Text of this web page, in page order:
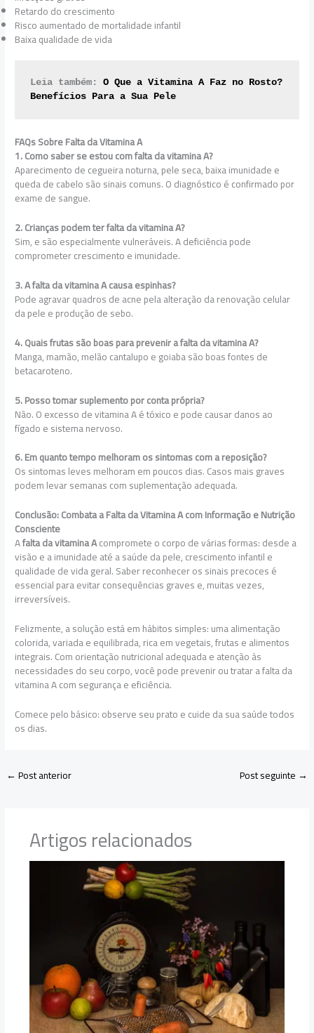
Retardo do crescimento
Risco aumentado de mortalidade infantil
Baixa qualidade de vida
Leia também: O Que a Vitamina A Faz no Rosto?
Benefícios Para a Sua Pele
FAQs Sobre Falta da Vitamina A
1. Como saber se estou com falta da vitamina A?
Aparecimento de cegueira noturna, pele seca, baixa imunidade e
queda de cabelo são sinais comuns. O diagnóstico é confirmado por
exame de sangue.
2. Crianças podem ter falta da vitamina A?
Sim, e são especialmente vulneráveis. A deficiência pode
comprometer crescimento e imunidade.
3. A falta da vitamina A causa espinhas?
Pode agravar quadros de acne pela alteração da renovação celular
da pele e produção de sebo.
4. Quais frutas são boas para prevenir a falta da vitamina A?
Manga, mamão, melão cantalupo e goiaba são boas fontes de
betacaroteno.
5. Posso tomar suplemento por conta própria?
Não. O excesso de vitamina A é tóxico e pode causar danos ao
fígado e sistema nervoso.
6. Em quanto tempo melhoram os sintomas com a reposição?
Os sintomas leves melhoram em poucos dias. Casos mais graves
podem levar semanas com suplementação adequada.
Conclusão: Combata a Falta da Vitamina A com Informação e Nutrição
Consciente
Afalta da vitamina Acompromete o corpo de várias formas: desde a
visão e a imunidade até a saúde da pele, crescimento infantil e
qualidade de vida geral. Saber reconhecer os sinais precoces é
essencial para evitar consequências graves e, muitas vezes,
irreversíveis.
Felizmente, a solução está em hábitos simples: uma alimentação
colorida, variada e equilibrada, rica em vegetais, frutas e alimentos
integrais. Com orientação nutricional adequada e atenção às
necessidades do seu corpo, você pode prevenir ou tratar a falta da
vitamina A com segurança e eficiência.
Comece pelo básico: observe seu prato e cuide da sua saúde todos
os dias.
←Post anterior Post seguinte →
Artigos relacionados